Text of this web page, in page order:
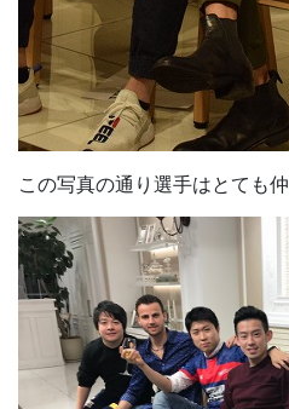
この写真の通り選手はとても仲